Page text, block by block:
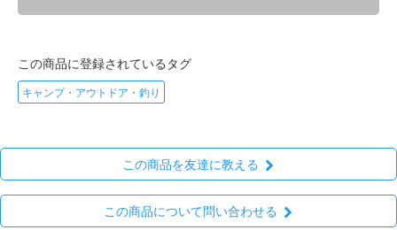
この商品に登録されているタグ
キャンプ・アウトドア・釣り
この商品を友達に教える
この商品について問い合わせる